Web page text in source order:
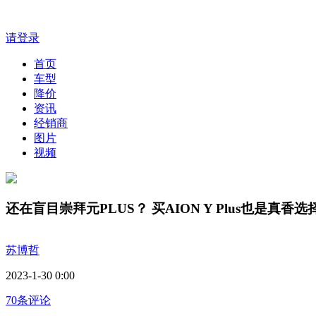
请登录
首页
车型
降价
资讯
经销商
图片
视频
还在盲目崇拜元PLUS？ 买AION Y Plus也是真香选
苏博哲
2023-1-30 0:00
70条评论